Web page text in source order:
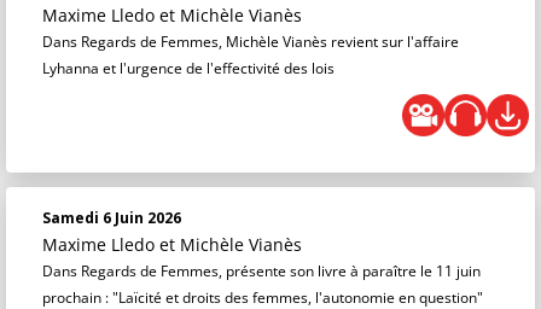
Maxime Lledo et Michèle Vianès
Dans Regards de Femmes, Michèle Vianès revient sur l'affaire
Lyhanna et l'urgence de l'effectivité des lois
Samedi 6 Juin 2026
Maxime Lledo et Michèle Vianès
Dans Regards de Femmes, présente son livre à paraître le 11 juin
prochain : "Laïcité et droits des femmes, l'autonomie en question"